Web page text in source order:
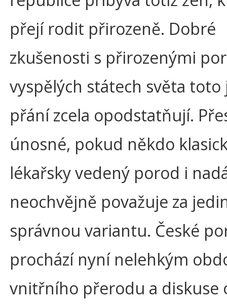
přejí rodit přirozeně. Dobré
zkušenosti s přirozenými
vyspělých státech světa toto
přání zcela opodstatňují.
únosné, pokud někdo
lékařsky vedený porod i
neochvějně považuje za
správnou variantu. České
prochází nyní nelehkým
vnitřního přerodu a diskuse